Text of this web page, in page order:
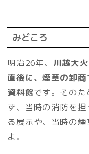
みどころ
明治26年、 川越大
直後に、煙草の卸
資料館です。 そのた
ず、当時の消防を
る展示や、当時の
よ。